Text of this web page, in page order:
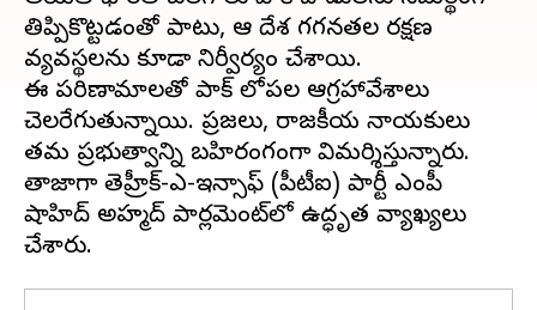
తిప్పికొట్టడంతో పాటు, ఆ దేశ గగనతల రక్షణ
వ్యవస్థలను కూడా నిర్వీర్యం చేశాయి.
ఈ పరిణామాలతో పాక్‌ లోపల ఆగ్రహావేశాలు
చెలరేగుతున్నాయి. ప్రజలు, రాజకీయ నాయకులు
తమ ప్రభుత్వాన్ని బహిరంగంగా విమర్శిస్తున్నారు.
తాజాగా తెహ్రీక్-ఎ-ఇన్సాఫ్‌ (పీటీఐ) పార్టీ ఎంపీ
షాహిద్ అహ్మద్ పార్లమెంట్‌లో ఉద్ధృత వ్యాఖ్యలు